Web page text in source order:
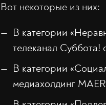
Вот некоторые из них:
В категории
телеканал
В категории
медиахолдинг